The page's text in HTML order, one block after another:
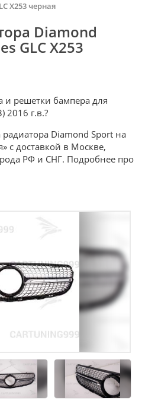
X253 черная
Diamond
GLC X253
и решетки бампера для
2016 г.в.?
Diamond Sport на
с доставкой в Москве,
РФ и СНГ. Подробнее про